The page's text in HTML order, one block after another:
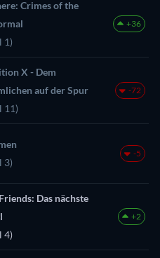
Crimes of the
1)
+36
X - Dem
auf der Spur
11)
-72
3)
-5
Das nächste
4)
+2